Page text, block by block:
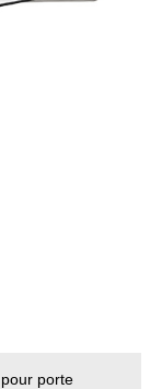
pour porte